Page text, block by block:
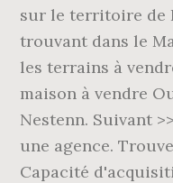
sur le territoire de
trouvant dans le
les terrains à
maison à vendre
Nestenn. Suivant
une agence.
Capacité